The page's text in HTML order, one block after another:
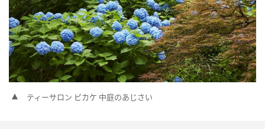
ティーサロン ピカケ 中庭のあじさい